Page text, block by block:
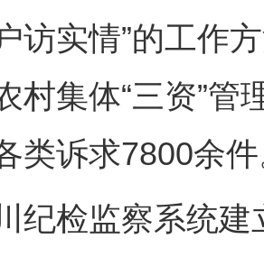
访实情”的工作
村集体“三资”管
类诉求7800余
检监察系统建